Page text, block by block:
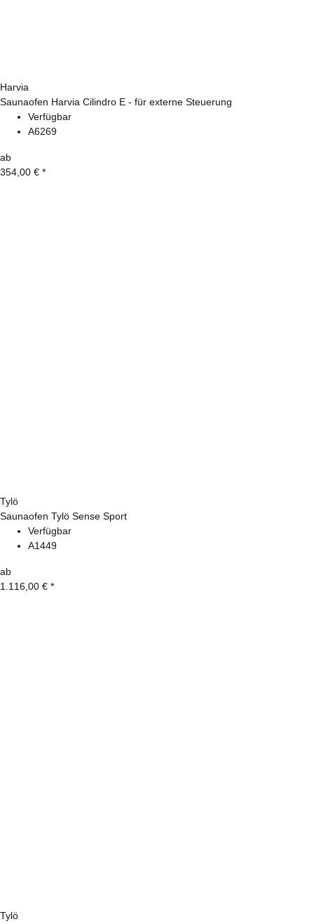
Harvia
Saunaofen Harvia Cilindro E - für externe Steuerung
Verfügbar
A6269
ab
354,00 € *
Tylö
Saunaofen Tylö Sense Sport
Verfügbar
A1449
ab
1.116,00 € *
Tylö